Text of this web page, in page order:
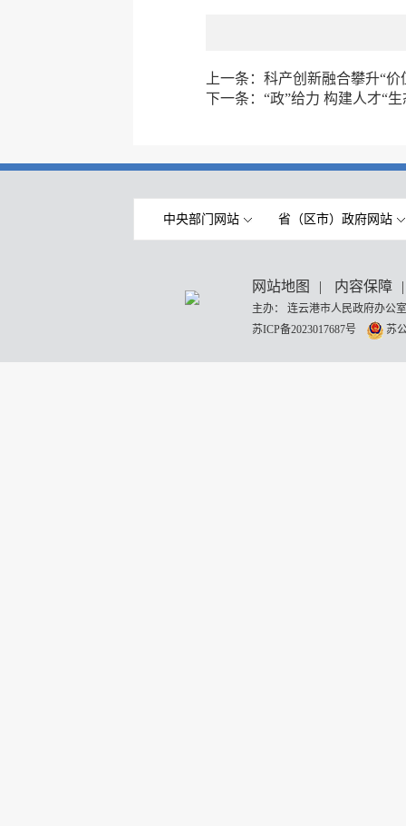
上一条： 科产创新融合攀升“价
下一条： “政”给力 构建人才“生
中央部门网站 省（区市）政府网站
网站地图 | 内容保障 |
主办： 连云港市人民政府办
苏ICP备2023017687号
苏